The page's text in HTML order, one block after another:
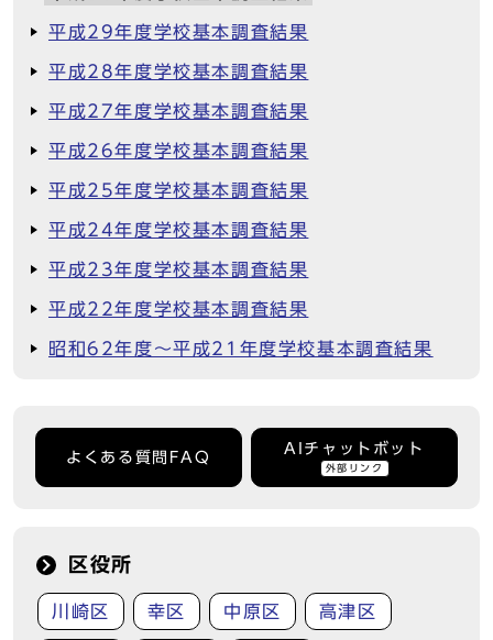
平成29年度学校基本調査結果
平成28年度学校基本調査結果
平成27年度学校基本調査結果
平成26年度学校基本調査結果
平成25年度学校基本調査結果
平成24年度学校基本調査結果
平成23年度学校基本調査結果
平成22年度学校基本調査結果
昭和62年度～平成21年度学校基本調査結果
よくある質問FAQ
AIチャットボット
外部リンク
区役所
川崎区 幸区 中原区 高津区